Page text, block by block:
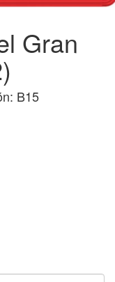
Gran
B15